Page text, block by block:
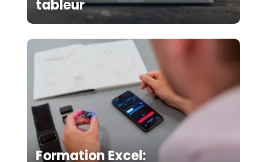
tableur
Formation Excel: